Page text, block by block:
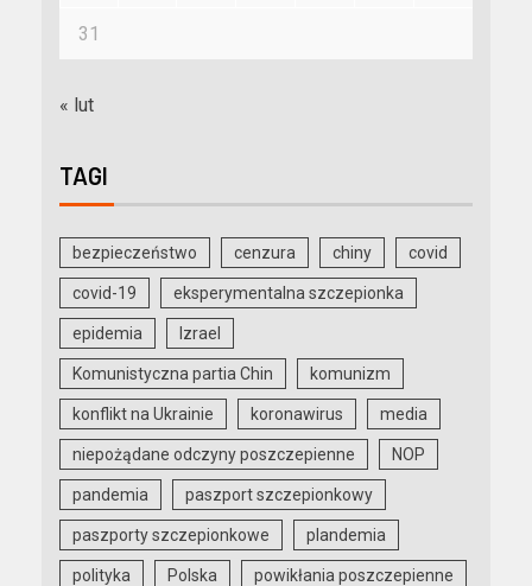
31
« lut
TAGI
bezpieczeństwo cenzura chiny covid
covid-19 eksperymentalna szczepionka
epidemia Izrael
Komunistyczna partia Chin komunizm
konflikt na Ukrainie koronawirus media
niepożądane odczyny poszczepienne NOP
pandemia paszport szczepionkowy
paszporty szczepionkowe plandemia
polityka Polska powikłania poszczepienne